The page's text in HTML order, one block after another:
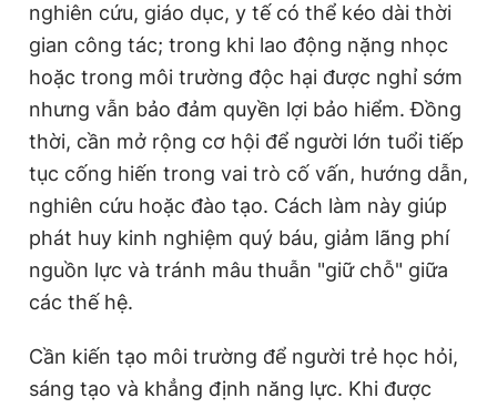
nghiên cứu, giáo dục, y tế có thể kéo dài thời
gian công tác; trong khi lao động nặng nhọc
hoặc trong môi trường độc hại được nghỉ sớm
nhưng vẫn bảo đảm quyền lợi bảo hiểm. Đồng
thời, cần mở rộng cơ hội để người lớn tuổi tiếp
tục cống hiến trong vai trò cố vấn, hướng dẫn,
nghiên cứu hoặc đào tạo. Cách làm này giúp
phát huy kinh nghiệm quý báu, giảm lãng phí
nguồn lực và tránh mâu thuẫn "giữ chỗ" giữa
các thế hệ.
Cần kiến tạo môi trường để người trẻ học hỏi,
sáng tạo và khẳng định năng lực. Khi được